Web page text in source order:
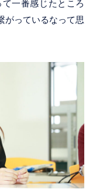
一番感じたところ
がっているなって思